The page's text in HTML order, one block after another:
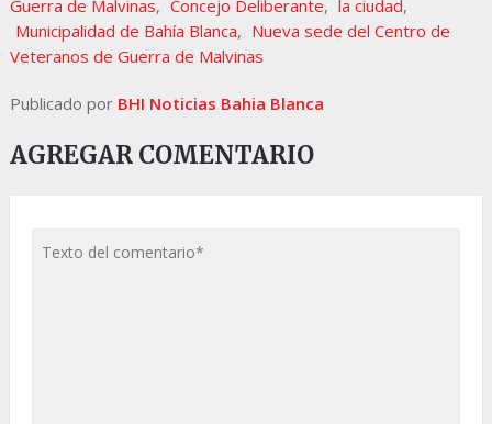
Guerra de Malvinas, Concejo Deliberante, la ciudad,
Municipalidad de Bahía Blanca, Nueva sede del Centro de
Veteranos de Guerra de Malvinas
Publicado por BHI Noticias Bahia Blanca
AGREGAR COMENTARIO